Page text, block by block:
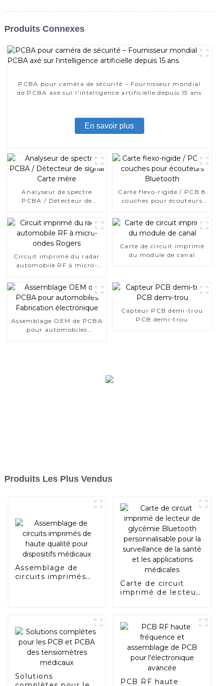
Produits Connexes
PCBA pour caméra de sécurité – Fournisseur mondial
de PCBA axé sur l'intelligence artificielle depuis 15 ans
En savoir plus
Analyseur de spectre
PCBA / Détecteur de
Carte flexo-rigide / PCB 8
couches pour écouteurs
Circuit imprimé du radar
automobile RF à micro-
Carte de circuit imprimé
du module de canal
Assemblage OEM de PCBA
pour automobiles
Capteur PCB demi-trou
PCB demi-trou
Produits Les Plus Vendus
Assemblage de
circuits imprimés
Carte de circuit
imprimé de lecteur
pour la surveillance
de la santé et les
applications
médicales
Solutions
PCB RF haute